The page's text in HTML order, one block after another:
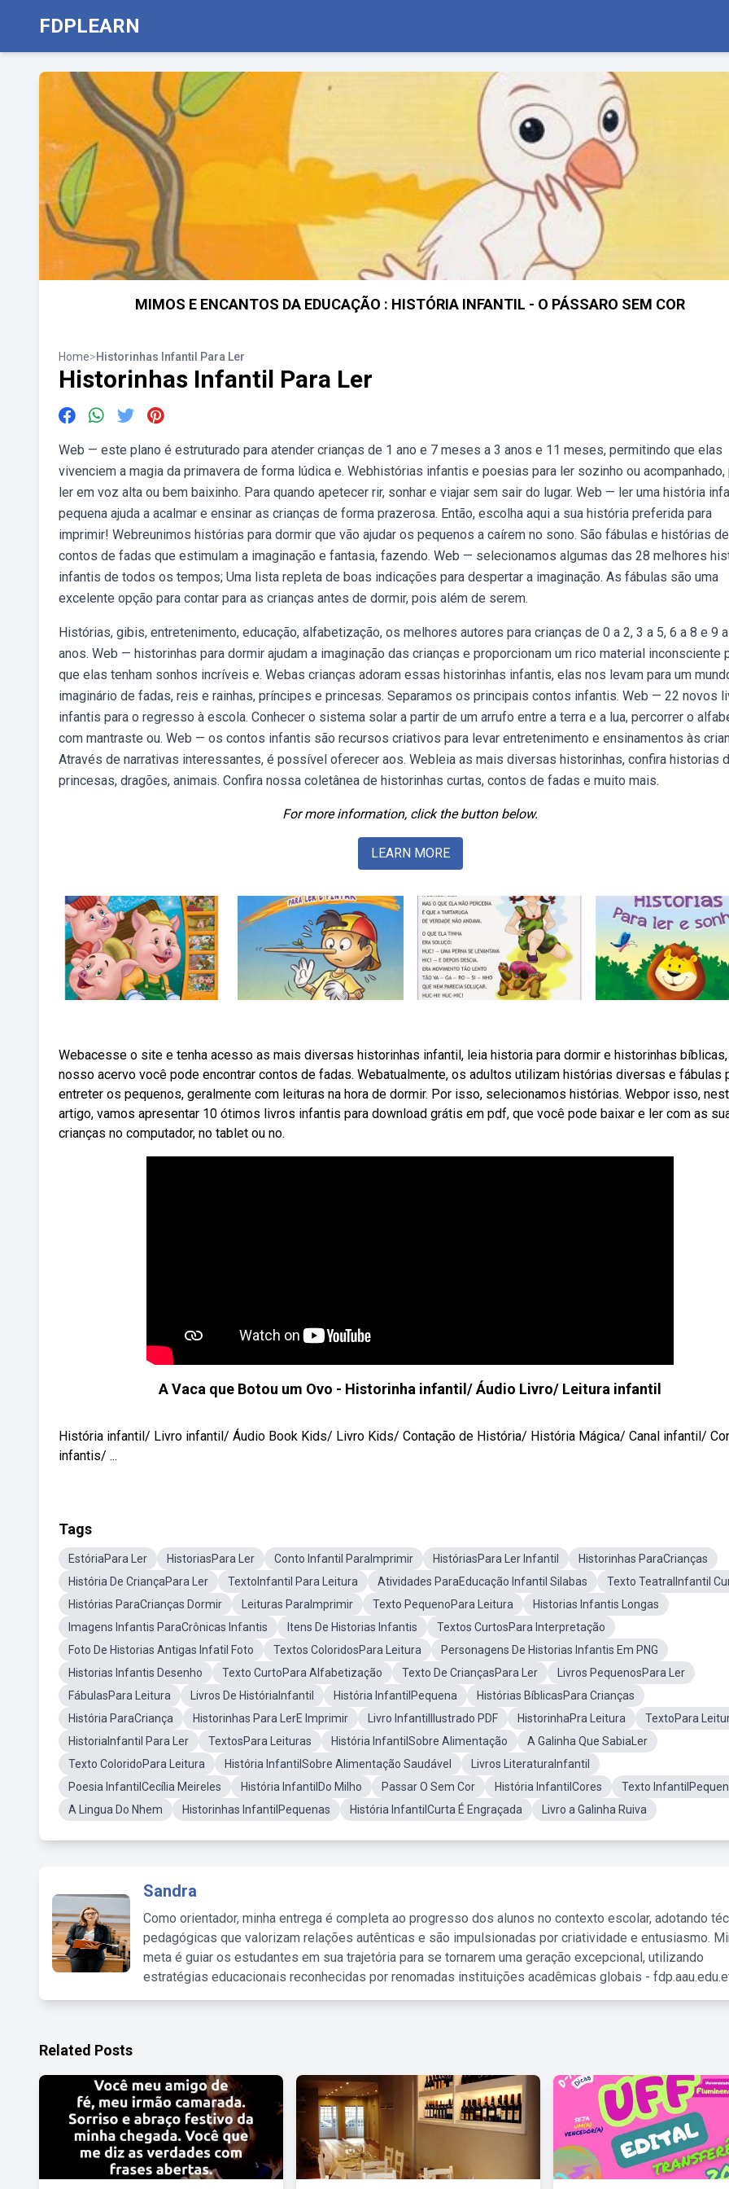
FDPLEARN
MIMOS E ENCANTOS DA EDUCAÇÃO : HISTÓRIA INFANTIL - O PÁSSARO SEM COR
Home>Historinhas Infantil Para Ler
Historinhas Infantil Para Ler
Web — este plano é estruturado para atender crianças de 1 ano e 7 meses a 3 anos e 11 meses, permitindo que elas
vivenciem a magia da primavera de forma lúdica e. Webhistórias infantis e poesias para ler sozinho ou acompanhado,
ler em voz alta ou bem baixinho. Para quando apetecer rir, sonhar e viajar sem sair do lugar. Web — ler uma história
pequena ajuda a acalmar e ensinar as crianças de forma prazerosa. Então, escolha aqui a sua história preferida para
imprimir! Webreunimos histórias para dormir que vão ajudar os pequenos a caírem no sono. São fábulas e histórias de
contos de fadas que estimulam a imaginação e fantasia, fazendo. Web — selecionamos algumas das 28 melhores
infantis de todos os tempos; Uma lista repleta de boas indicações para despertar a imaginação. As fábulas são uma
excelente opção para contar para as crianças antes de dormir, pois além de serem.
Histórias, gibis, entretenimento, educação, alfabetização, os melhores autores para crianças de 0 a 2, 3 a 5, 6 a 8 e 9
anos. Web — historinhas para dormir ajudam a imaginação das crianças e proporcionam um rico material inconsciente
que elas tenham sonhos incríveis e. Webas crianças adoram essas historinhas infantis, elas nos levam para um
imaginário de fadas, reis e rainhas, príncipes e princesas. Separamos os principais contos infantis. Web — 22 novos
infantis para o regresso à escola. Conhecer o sistema solar a partir de um arrufo entre a terra e a lua, percorrer o
com mantraste ou. Web — os contos infantis são recursos criativos para levar entretenimento e ensinamentos às
Através de narrativas interessantes, é possível oferecer aos. Webleia as mais diversas historinhas, confira historias
princesas, dragões, animais. Confira nossa coletânea de historinhas curtas, contos de fadas e muito mais.
For more information, click the button below.
LEARN MORE
Webacesse o site e tenha acesso as mais diversas historinhas infantil, leia historia para dormir e historinhas
nosso acervo você pode encontrar contos de fadas. Webatualmente, os adultos utilizam histórias diversas e fábulas
entreter os pequenos, geralmente com leituras na hora de dormir. Por isso, selecionamos histórias. Webpor isso,
artigo, vamos apresentar 10 ótimos livros infantis para download grátis em pdf, que você pode baixar e ler com as
crianças no computador, no tablet ou no.
A Vaca que Botou um Ovo - Historinha infantil/ Áudio Livro/ Leitura infantil
História infantil/ Livro infantil/ Áudio Book Kids/ Livro Kids/ Contação de História/ História Mágica/ Canal infantil/
infantis/ ...
Tags
EstóriaPara Ler HistoriasPara Ler Conto Infantil ParaImprimir HistóriasPara Ler Infantil
Historinhas ParaCrianças
História De CriançaPara Ler
TextoInfantil Para Leitura Atividades ParaEducação Infantil Silabas
Texto TeatralInfantil
Histórias ParaCrianças Dormir
Leituras ParaImprimir Texto PequenoPara Leitura
Historias Infantis Longas
Imagens Infantis ParaCrônicas Infantis
Itens De Historias Infantis
Textos CurtosPara Interpretação
Foto De Historias Antigas Infatil Foto
Textos ColoridosPara Leitura
Personagens De Historias Infantis Em PNG
Historias Infantis Desenho
Texto CurtoPara Alfabetização Texto De CriançasPara Ler
Livros PequenosPara Ler
FábulasPara Leitura
Livros De HistóriaInfantil História InfantilPequena
Histórias BíblicasPara Crianças
História ParaCriança
Historinhas Para LerE Imprimir Livro InfantilIlustrado PDF HistorinhaPra Leitura
TextoPara
HistoriaInfantil Para Ler
TextosPara Leituras História InfantilSobre Alimentação
A Galinha Que SabiaLer
Texto ColoridoPara Leitura
História InfantilSobre Alimentação Saudável
Livros LiteraturaInfantil
Poesia InfantilCecília Meireles
História InfantilDo Milho Passar O Sem Cor História InfantilCores
Texto
A Lingua Do Nhem
Historinhas InfantilPequenas História InfantilCurta É Engraçada Livro a Galinha Ruiva
Sandra
Como orientador, minha entrega é completa ao progresso dos alunos no contexto escolar, adotando
pedagógicas que valorizam relações autênticas e são impulsionadas por criatividade e entusiasmo.
meta é guiar os estudantes em sua trajetória para se tornarem uma geração excepcional, utilizando
estratégias educacionais reconhecidas por renomadas instituições acadêmicas globais -
Related Posts